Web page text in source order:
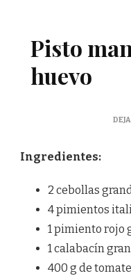
Pisto
huevo
Ingredientes:
2 cebollas
4 pimientos
1 pimiento rojo
1 calabacín
400 g de